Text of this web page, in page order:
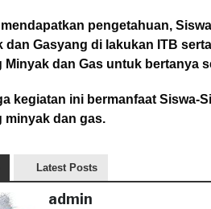
pengetahuan,
dan Gasyang di lakukan ITB
Minyak dan Gas untuk bertanya
kegiatan ini bermanfaat Siswa-
minyak dan gas.
Latest Posts
admin